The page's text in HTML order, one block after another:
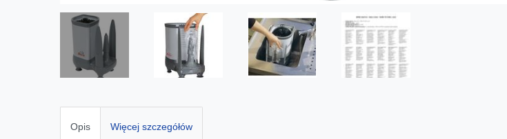
Opis Więcej szczegółów